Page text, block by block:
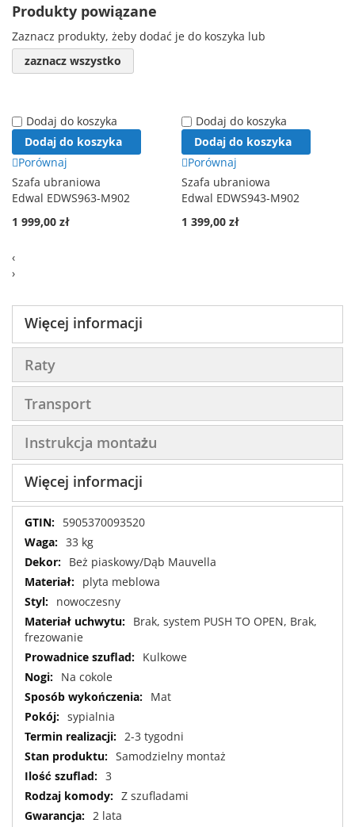
Produkty powiązane
Zaznacz produkty, żeby dodać je do koszyka lub
zaznacz wszystko
Dodaj do koszyka
Dodaj do koszyka
Porównaj
Szafa ubraniowa
Edwal EDWS963-M902
1 999,00 zł
Dodaj do koszyka
Dodaj do koszyka
Porównaj
Szafa ubraniowa
Edwal EDWS943-M902
1 399,00 zł
‹
›
Więcej informacji
Raty
Transport
Instrukcja montażu
Więcej informacji
Więcej
informacji
5905370093520
33 kg
Beż piaskowy/Dąb Mauvella
plyta meblowa
nowoczesny
Brak, system PUSH TO OPEN, Brak,
frezowanie
Kulkowe
Na cokole
Mat
sypialnia
2-3 tygodni
Samodzielny montaż
3
Z szufladami
2 lata